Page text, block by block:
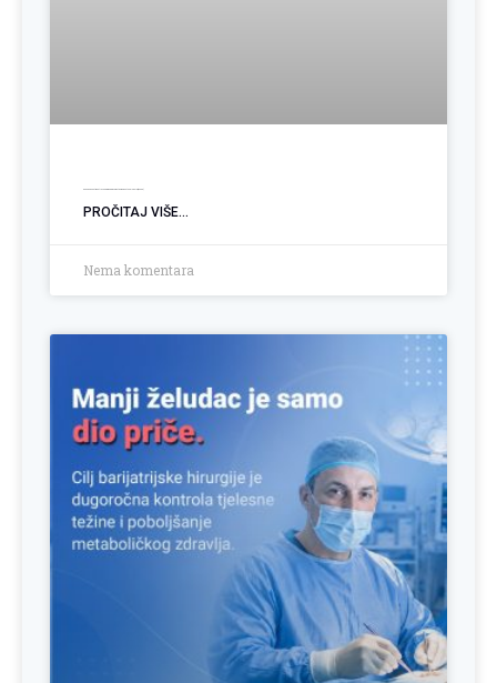
PROČITAJ VIŠE...
Nema komentara